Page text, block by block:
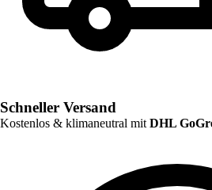
Schneller Versand
Kostenlos & klimaneutral mit DHL